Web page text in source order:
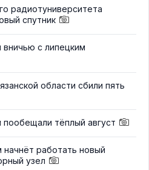
радиотуниверситета
спутник
вничью с липецким
области сбили пять
пообещали тёплый август
работать новый
узел